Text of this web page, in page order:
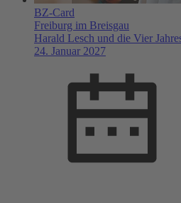
BZ-Card
Freiburg im Breisgau
Harald Lesch und die Vier
24. Januar 2027